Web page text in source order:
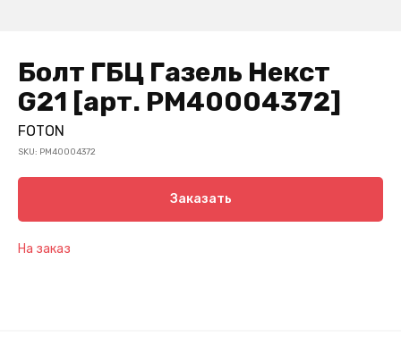
Болт ГБЦ Газель Некст
G21 [арт. PM40004372]
FOTON
SKU: PM40004372
Заказать
На заказ